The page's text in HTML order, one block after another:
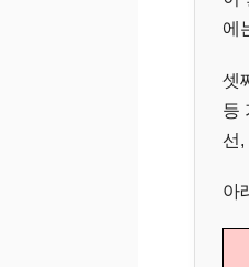
에
셋
등
선,
아